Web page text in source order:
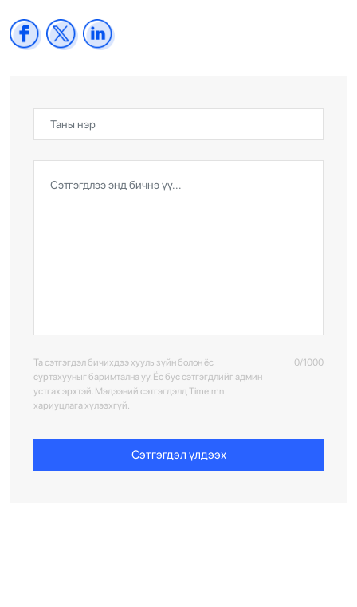
Та сэтгэгдэл бичихдээ хууль зүйн болон ёс
суртахууныг баримтална уу. Ёс бус сэтгэгдлийг админ
устгах эрхтэй. Мэдээний сэтгэгдэлд Time.mn
хариуцлага хүлээхгүй.
0/1000
Сэтгэгдэл үлдээх